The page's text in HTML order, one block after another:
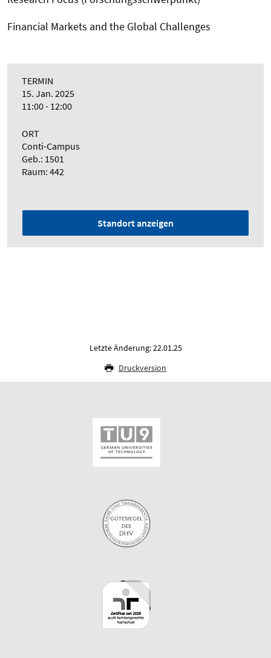
Financial Markets and the Global Challenges
TERMIN
15. Jan. 2025
11:00 - 12:00
ORT
Conti-Campus
Geb.: 1501
Raum: 442
Standort anzeigen
Letzte Änderung: 22.01.25
Druckversion